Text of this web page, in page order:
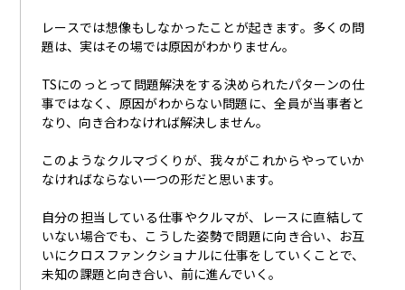
レースでは想像もしなかったことが起きます。多くの問
題は、実はその場では原因がわかりません。
TSにのっとって問題解決をする決められたパターンの仕
事ではなく、原因がわからない問題に、全員が当事者と
なり、向き合わなければ解決しません。
このようなクルマづくりが、我々がこれからやっていか
なければならない一つの形だと思います。
自分の担当している仕事やクルマが、レースに直結して
いない場合でも、こうした姿勢で問題に向き合い、お互
いにクロスファンクショナルに仕事をしていくことで、
未知の課題と向き合い、前に進んでいく。